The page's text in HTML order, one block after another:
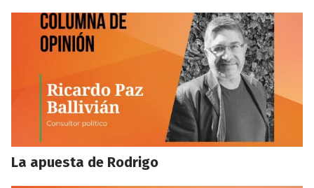
La apuesta de Rodrigo